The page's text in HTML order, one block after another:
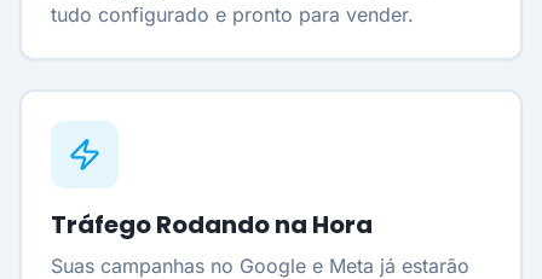
tudo configurado e pronto para vender.
Tráfego Rodando na Hora
Suas campanhas no Google e Meta já estarão